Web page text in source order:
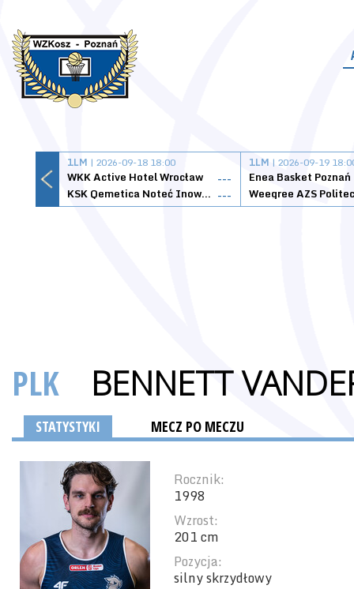
1LM | 2026-09-18 18:00
WKK Active Hotel Wrocław
---
KSK Qemetica Noteć Inowrocław ---
1LM | 2026-09-19
Enea Basket Poznań
PLK BENNETT
STATYSTYKI MECZ PO MECZU
Rocznik:
1998
Wzrost:
201 cm
Pozycja:
silny skrzydłowy